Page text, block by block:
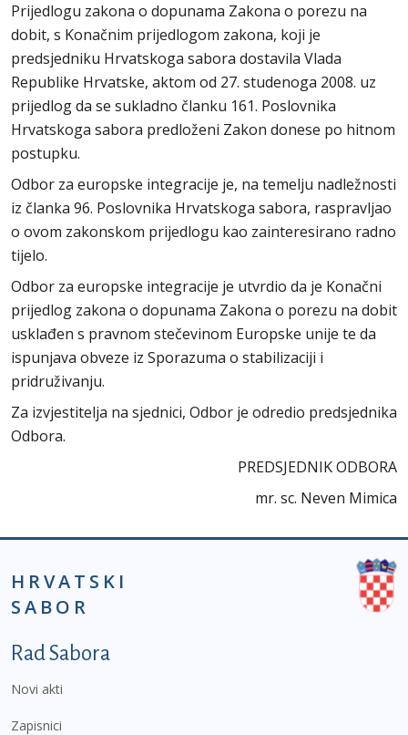
Prijedlogu zakona o dopunama Zakona o porezu na
dobit, s Konačnim prijedlogom zakona, koji je
predsjedniku Hrvatskoga sabora dostavila Vlada
Republike Hrvatske, aktom od 27. studenoga 2008. uz
prijedlog da se sukladno članku 161. Poslovnika
Hrvatskoga sabora predloženi Zakon donese po hitnom
postupku.
Odbor za europske integracije je, na temelju nadležnosti
iz članka 96. Poslovnika Hrvatskoga sabora, raspravljao
o ovom zakonskom prijedlogu kao zainteresirano radno
tijelo.
Odbor za europske integracije je utvrdio da je Konačni
prijedlog zakona o dopunama Zakona o porezu na dobit
usklađen s pravnom stečevinom Europske unije te da
ispunjava obveze iz Sporazuma o stabilizaciji i
pridruživanju.
Za izvjestitelja na sjednici, Odbor je odredio predsjednika
Odbora.
PREDSJEDNIK ODBORA
mr. sc. Neven Mimica
HRVATSKI
SABOR
Podnožje prvi izbornik
Rad Sabora
Novi akti
Zapisnici